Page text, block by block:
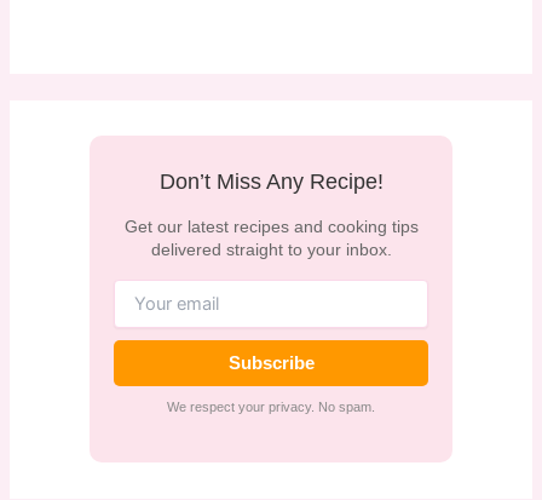
Don’t Miss Any Recipe!
Get our latest recipes and cooking tips
delivered straight to your inbox.
Subscribe
We respect your privacy. No spam.